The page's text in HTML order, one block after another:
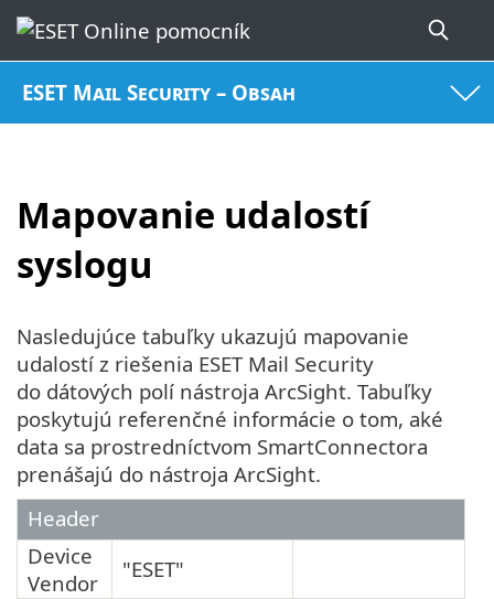
ESET Mail Security – Obsah
Mapovanie udalostí
syslogu
Nasledujúce tabuľky ukazujú mapovanie
udalostí z riešenia ESET Mail Security
do dátových polí nástroja ArcSight. Tabuľky
poskytujú referenčné informácie o tom, aké
data sa prostredníctvom SmartConnectora
prenášajú do nástroja ArcSight.
Header
Device
Vendor
"ESET"